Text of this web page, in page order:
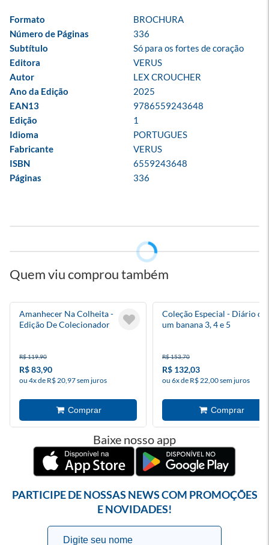
Formato
BROCHURA
Número de Páginas
336
Subtítulo
Só para os fortes de coração
Editora
VERUS
Autor
LEX CROUCHER
Ano da Edição
2025
EAN13
9786559243648
Edição
1
Idioma
PORTUGUES
Fabricante
VERUS
ISBN
6559243648
Páginas
336
Quem viu comprou também
Amanhecer Na Colheita -
Edição De Colecionador
R$ 119,90
R$ 83,90
ou 4x de R$ 20,97 sem juros
Coleção Especial - Diário de
um banana 3, 4 e 5
R$ 153,70
R$ 132,03
ou 6x de R$ 22,00 sem juros
Baixe nosso app
PARTICIPE DE NOSSAS NEWS COM PROMOÇÕES
E NOVIDADES!